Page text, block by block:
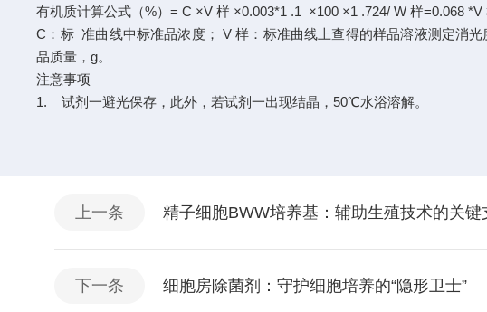
有机质计算公式（%）= C ×V 样 ×0.003*1 .1 ×100 ×1 .724/ W 样=0.068 *V
C：标 准曲线中标准品浓度； V 样：标准曲线上查得的样品溶液测定消
品质量，g。
注意事项
1. 试剂一避光保存，此外，若试剂一出现结晶，50℃水浴溶解。
上一条 精子细胞BWW培养基：辅助生殖技术的关键
下一条 细胞房除菌剂：守护细胞培养的“隐形卫士”